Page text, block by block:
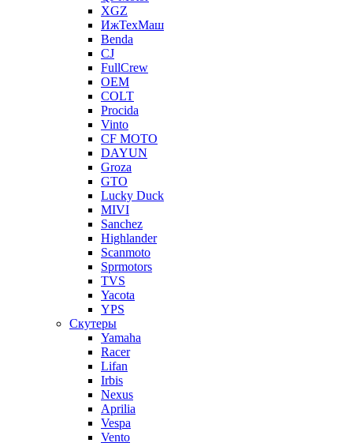
XGZ
ИжТехМаш
Benda
CJ
FullCrew
OEM
COLT
Procida
Vinto
CF MOTO
DAYUN
Groza
GTO
Lucky Duck
MIVI
Sanchez
Highlander
Scanmoto
Sprmotors
TVS
Yacota
YPS
Скутеры
Yamaha
Racer
Lifan
Irbis
Nexus
Aprilia
Vespa
Vento